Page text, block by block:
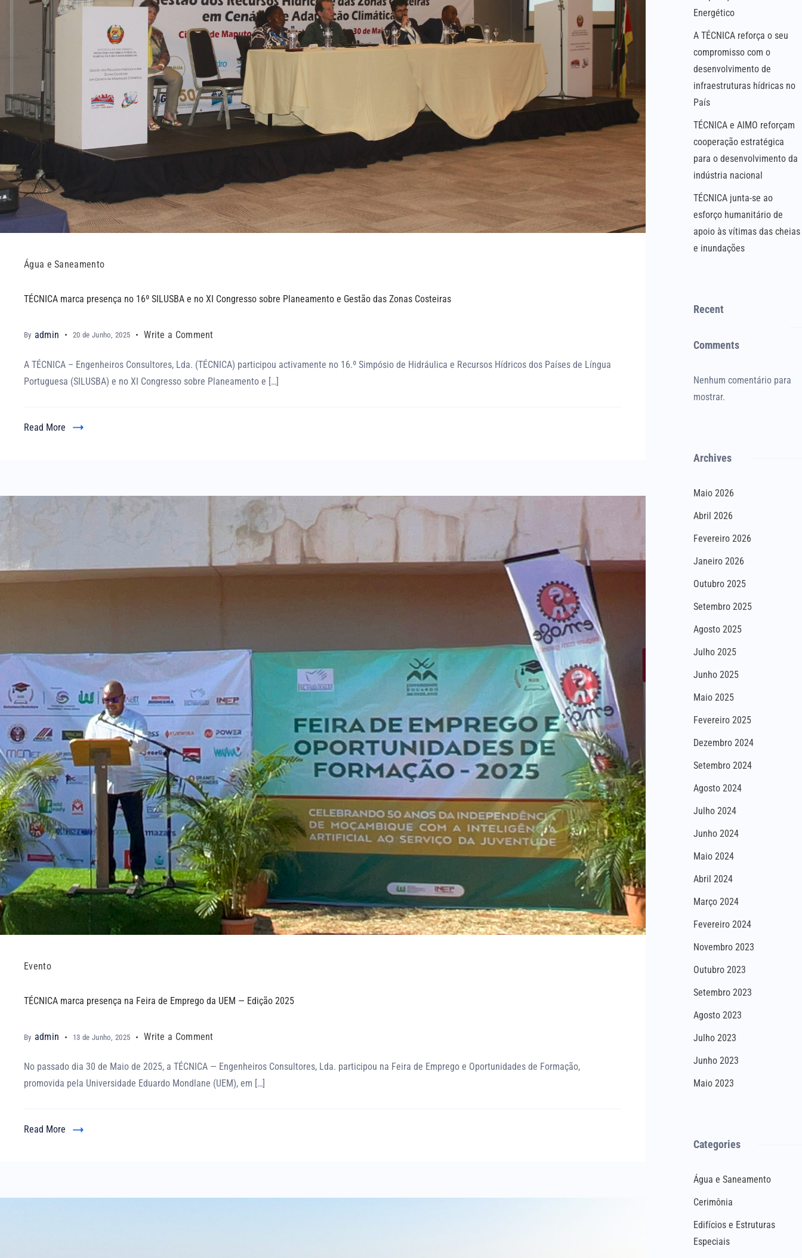
Água e Saneamento
TÉCNICA marca presença no 16º SILUSBA e no XI Congresso sobre Planeamento e Gestão das Zonas Costeiras
By admin 20 de Junho, 2025 Write a Comment
A TÉCNICA – Engenheiros Consultores, Lda. (TÉCNICA) participou activamente no 16.º Simpósio de Hidráulica e Recursos Hídricos dos Países de Língua
Portuguesa (SILUSBA) e no XI Congresso sobre Planeamento e […]
Read More
Evento
TÉCNICA marca presença na Feira de Emprego da UEM — Edição 2025
By admin 13 de Junho, 2025 Write a Comment
No passado dia 30 de Maio de 2025, a TÉCNICA — Engenheiros Consultores, Lda. participou na Feira de Emprego e Oportunidades de Formação,
promovida pela Universidade Eduardo Mondlane (UEM), em […]
Read More
Energético
A TÉCNICA reforça o seu
compromisso com o
desenvolvimento de
infraestruturas hídricas no
País
TÉCNICA e AIMO reforçam
cooperação estratégica
para o desenvolvimento da
indústria nacional
TÉCNICA junta-se ao
esforço humanitário de
apoio às vítimas das cheias
e inundações
Recent
Comments
Nenhum comentário para
mostrar.
Archives
Maio 2026
Abril 2026
Fevereiro 2026
Janeiro 2026
Outubro 2025
Setembro 2025
Agosto 2025
Julho 2025
Junho 2025
Maio 2025
Fevereiro 2025
Dezembro 2024
Setembro 2024
Agosto 2024
Julho 2024
Junho 2024
Maio 2024
Abril 2024
Março 2024
Fevereiro 2024
Novembro 2023
Outubro 2023
Setembro 2023
Agosto 2023
Julho 2023
Junho 2023
Maio 2023
Categories
Água e Saneamento
Cerimônia
Edifícios e Estruturas
Especiais